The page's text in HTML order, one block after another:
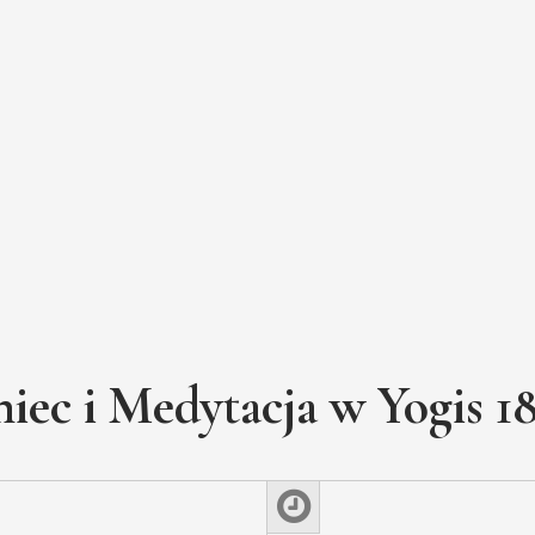
i Medytacja w Yogis